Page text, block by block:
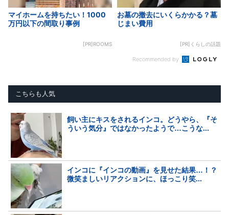
マイホームを持ちたい！1000
万円以下の間取り事例
[PR]ROOMS
お墓の撤去にいくらかかる？墓
じまい費用
[PR]くらしの話題
Recommended by
こちらも人気
飼い主にキスをされるインコ。どうやら、『そ
ういう気分』ではなかったようで…こうな...
インコに『インコの動画』を見せた結果…！？
微笑ましいリアクションに、ほっこり笑...